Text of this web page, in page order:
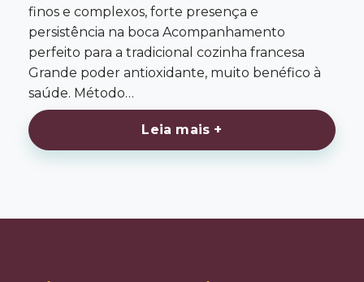
finos e complexos, forte presença e
persistência na boca Acompanhamento
perfeito para a tradicional cozinha francesa
Grande poder antioxidante, muito benéfico à
saúde. Método…
Leia mais +